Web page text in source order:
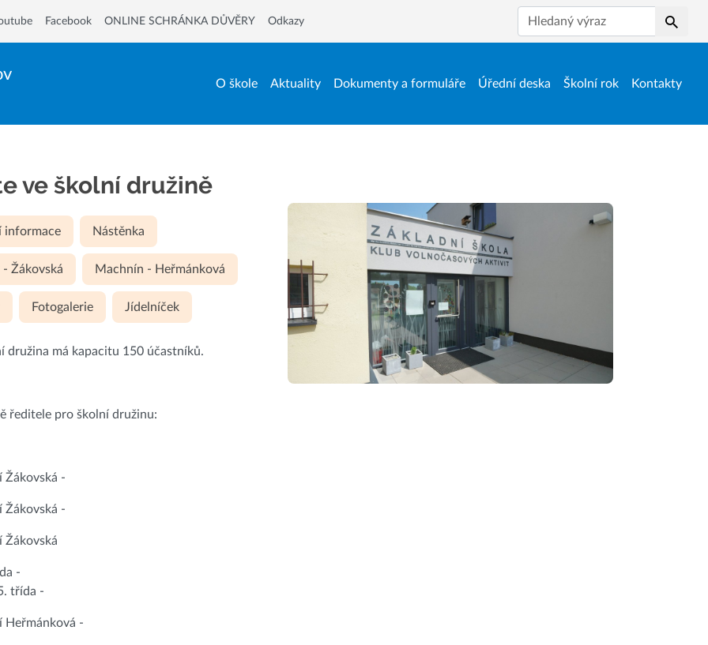
O škole Aktuality Dokumenty a formuláře Úřední deska Školní rok Kontakty
Facebook ONLINE SCHRÁNKA DŮVĚRY Odkazy
Hledat
ve školní družině
informace Nástěnka
Žákovská Machnín - Heřmánková
Fotogalerie Jídelníček
družina má kapacitu 150 účastníků.
ředitele pro školní družinu:
Žákovská -
Žákovská -
Žákovská
-
třída -
Heřmánková -